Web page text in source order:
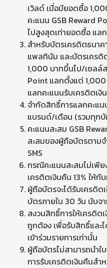
เวิลด์ เมื่อมียอดซื้อ
คะแนน GSB Reward
ไปสูงสุดเท่ายอดซื้อ แล
สำหรับบัตรเครดิตธนา
แพลทินัม และบัตรเคร
1,000 บาทขึ้นไป/เซลล์
Point แลกตั้งแต่
แลกคะแนนรับเครดิตเงิ
จำกัดสิทธิ์การแลกคะแ
แบรนด์/เดือน (รวมทุก
คะแนนสะสม GSB
สะสมของผู้ถือบัตรตาม
SMS
กรณีคะแนนสะสมไม่เพีย
เครดิตเงินคืน 13% ให้
ผู้ถือบัตรจะได้รับเครดิ
บัตรภายใน 30 วัน นับจ
สงวนสิทธิ์การให้เครดิต
ถูกต้อง เพื่อรับสิทธิ์แล
เข้าร่วมรายการเท่านั้น
ผู้ถือบัตรไม่สามารถนำใ
การรับเครดิตเงินคืนสำ